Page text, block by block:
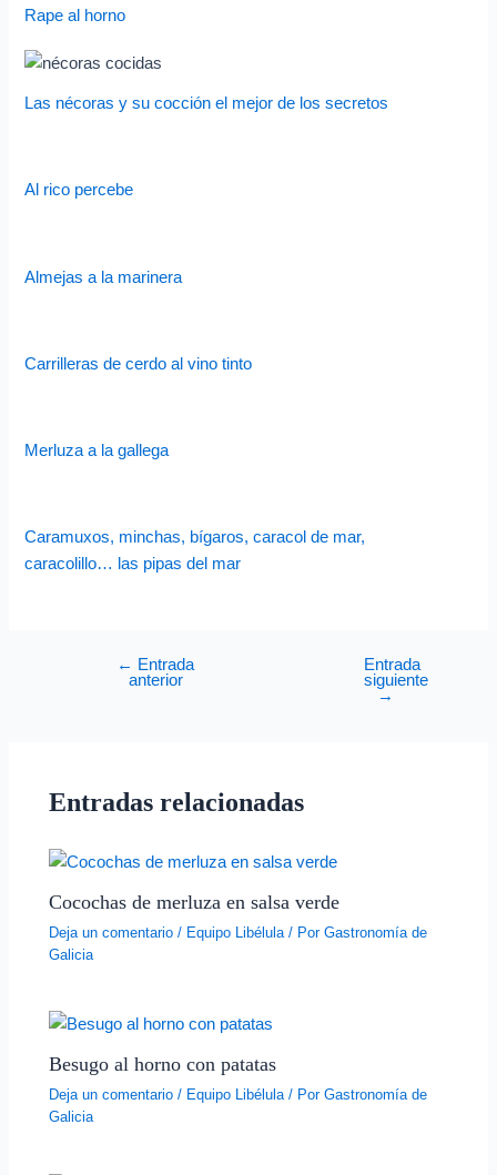
Rape al horno
Las nécoras y su cocción el mejor de los secretos
Al rico percebe
Almejas a la marinera
Carrilleras de cerdo al vino tinto
Merluza a la gallega
Caramuxos, minchas, bígaros, caracol de mar,
caracolillo… las pipas del mar
← Entrada
anterior
Entrada
siguiente
→
Entradas relacionadas
Cocochas de merluza en salsa verde
Deja un comentario / Equipo Libélula / PorGastronomía de
Galicia
Besugo al horno con patatas
Deja un comentario / Equipo Libélula/ PorGastronomía de
Galicia